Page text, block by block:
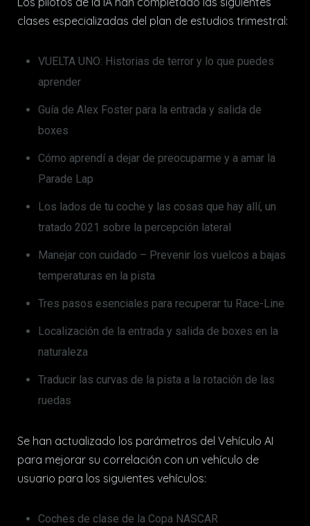
clases especializadas del plan de estudios trimestral:
VUELTA UNO: Historias de terror y lo que puedes
aprender
Guía de Alex Foster para la entrada y salida de
boxes
Cómo aprendí a dejar de preocuparme y a amar la
Parade Lap
Los lados de tu coche y las cosas que hay allí, un
tratado 2021 sobre la percepción lateral
Manejar con cuidado – Prevenir los vuelcos a bajas
temperaturas en la pista
Tres pasos esenciales para recuperar tu Race-Line
Localización de la entrada y salida de boxes en la
naturaleza
Traducir las curvas de la pista a la rotación de las
ruedas
Se han actualizado los parámetros del Vehículo AI
para mejorar su correlación con un vehículo de
usuario para los siguientes vehículos:
Coches de clase de la Copa NASCAR